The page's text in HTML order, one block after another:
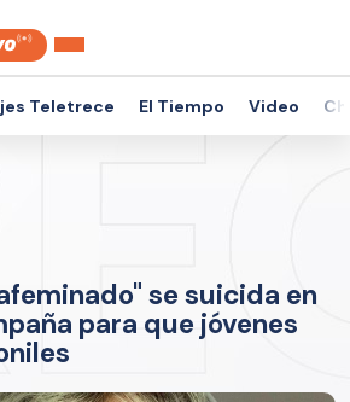
Teletrece El Tiempo Video
se suicida en
para que jóvenes